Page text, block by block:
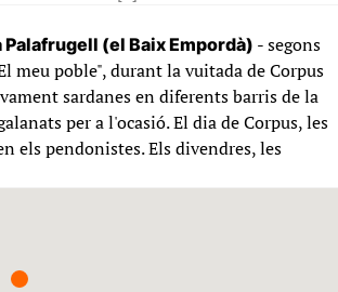
Palafrugell (el Baix Empordà) - segons
meu poble", durant la vuitada de Corpus
sardanes en diferents barris de la
per a l'ocasió. El dia de Corpus, les
els pendonistes. Els divendres, les